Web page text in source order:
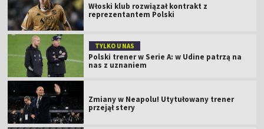
Włoski klub rozwiązał kontrakt z
reprezentantem Polski
TYLKO U NAS
Polski trener w Serie A: w Udine patrzą na
nas z uznaniem
Zmiany w Neapolu! Utytułowany trener
przejął stery